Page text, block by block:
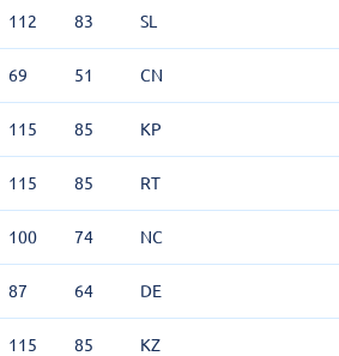
112 83 SL
69 51 CN
115 85 KP
115 85 RT
100 74 NC
87 64 DE
115 85 KZ